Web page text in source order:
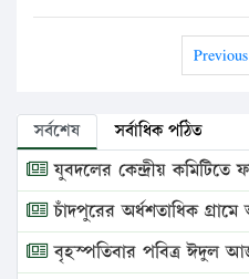
Previous
সর্বশেষ সর্বাধিক পঠিত
যুবদলের কেন্দ্রীয় কমিটিতে
চাঁদপুরের অর্ধশতাধিক
বৃহস্পতিবার পবিত্র ঈদুল